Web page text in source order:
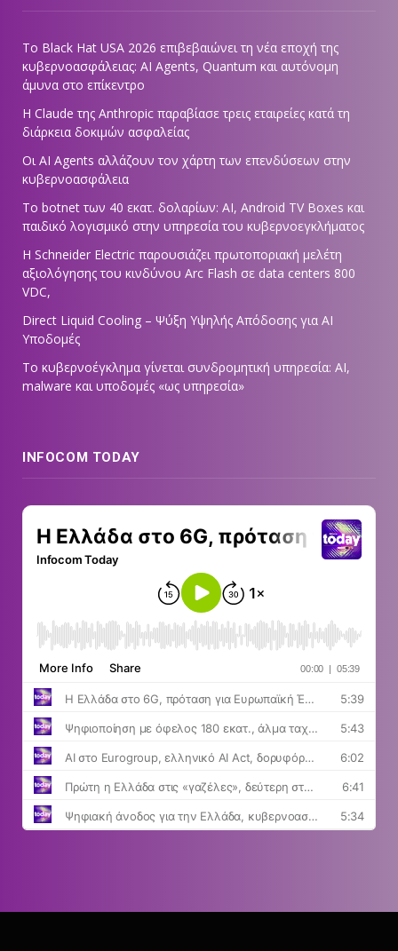
Το Black Hat USA 2026 επιβεβαιώνει τη νέα εποχή της
κυβερνοασφάλειας: AI Agents, Quantum και αυτόνομη
άμυνα στο επίκεντρο
Η Claude της Anthropic παραβίασε τρεις εταιρείες κατά τη
διάρκεια δοκιμών ασφαλείας
Οι AI Agents αλλάζουν τον χάρτη των επενδύσεων στην
κυβερνοασφάλεια
Το botnet των 40 εκατ. δολαρίων: AI, Android TV Boxes και
παιδικό λογισμικό στην υπηρεσία του κυβερνοεγκλήματος
Η Schneider Electric παρουσιάζει πρωτοποριακή μελέτη
αξιολόγησης του κινδύνου Arc Flash σε data centers 800
VDC,
Direct Liquid Cooling – Ψύξη Υψηλής Απόδοσης για AI
Υποδομές
Το κυβερνοέγκλημα γίνεται συνδρομητική υπηρεσία: AI,
malware και υποδομές «ως υπηρεσία»
INFOCOM TODAY